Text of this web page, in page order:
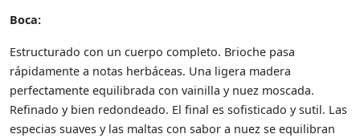
Boca:
Estructurado con un cuerpo completo. Brioche pasa
rápidamente a notas herbáceas. Una ligera madera
perfectamente equilibrada con vainilla y nuez moscada.
Refinado y bien redondeado. El final es sofisticado y sutil. Las
especias suaves y las maltas con sabor a nuez se equilibran